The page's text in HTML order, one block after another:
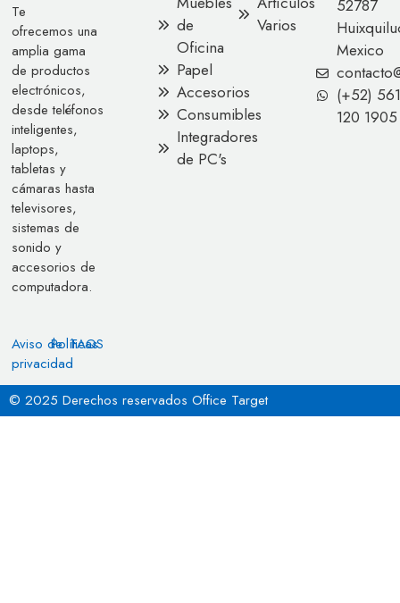
Te
ofrecemos una
amplia gama
de productos
electrónicos,
desde teléfonos
inteligentes,
laptops,
tabletas y
cámaras hasta
televisores,
sistemas de
sonido y
accesorios de
computadora.
Aviso de
privacidad
Políticas
FAQS
de
Oficina
Papel
Accesorios
Consumibles
Integradores
de PC's
Varios
52787
Mexico
(+52) 561
120 1905
© 2025 Derechos reservados Office Target